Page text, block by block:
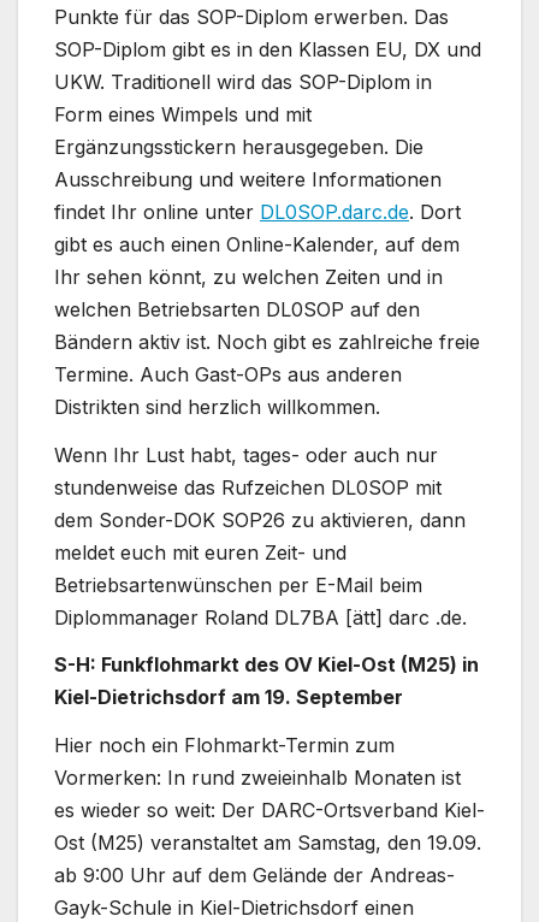
Punkte für das SOP-Diplom erwerben. Das
SOP-Diplom gibt es in den Klassen EU, DX und
UKW. Traditionell wird das SOP-Diplom in
Form eines Wimpels und mit
Ergänzungsstickern herausgegeben. Die
Ausschreibung und weitere Informationen
findet Ihr online unter DL0SOP.darc.de. Dort
gibt es auch einen Online-Kalender, auf dem
Ihr sehen könnt, zu welchen Zeiten und in
welchen Betriebsarten DL0SOP auf den
Bändern aktiv ist. Noch gibt es zahlreiche freie
Termine. Auch Gast-OPs aus anderen
Distrikten sind herzlich willkommen.
Wenn Ihr Lust habt, tages- oder auch nur
stundenweise das Rufzeichen DL0SOP mit
dem Sonder-DOK SOP26 zu aktivieren, dann
meldet euch mit euren Zeit- und
Betriebsartenwünschen per E-Mail beim
Diplommanager Roland DL7BA [ätt] darc .de.
S-H: Funkflohmarkt des OV Kiel-Ost (M25) in
Kiel-Dietrichsdorf am 19. September
Hier noch ein Flohmarkt-Termin zum
Vormerken: In rund zweieinhalb Monaten ist
es wieder so weit: Der DARC-Ortsverband Kiel-
Ost (M25) veranstaltet am Samstag, den 19.09.
ab 9:00 Uhr auf dem Gelände der Andreas-
Gayk-Schule in Kiel-Dietrichsdorf einen